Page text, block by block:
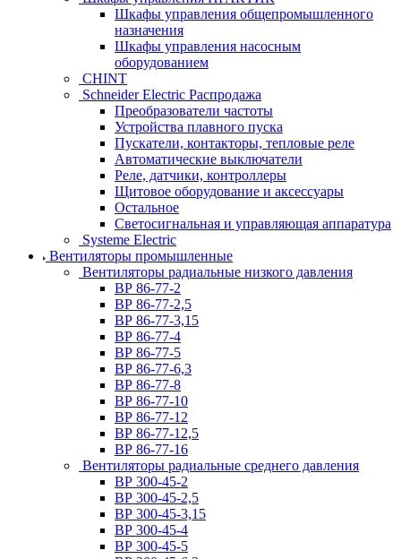
Шкафы управления общепромышленного
назначения
Шкафы управления насосным
оборудованием
CHINT
Schneider Electric Распродажа
Преобразователи частоты
Устройства плавного пуска
Пускатели, контакторы, тепловые реле
Автоматические выключатели
Реле, датчики, контроллеры
Щитовое оборудование и аксессуары
Остальное
Светосигнальная и управляющая аппаратура
Systeme Electric
Вентиляторы промышленные
Вентиляторы радиальные низкого давления
ВР 86-77-2
ВР 86-77-2,5
ВР 86-77-3,15
ВР 86-77-4
ВР 86-77-5
ВР 86-77-6,3
ВР 86-77-8
ВР 86-77-10
ВР 86-77-12
ВР 86-77-12,5
ВР 86-77-16
Вентиляторы радиальные среднего давления
ВР 300-45-2
ВР 300-45-2,5
ВР 300-45-3,15
ВР 300-45-4
ВР 300-45-5